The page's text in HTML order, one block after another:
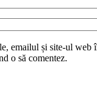
emailul și site-ul web
o să comentez.